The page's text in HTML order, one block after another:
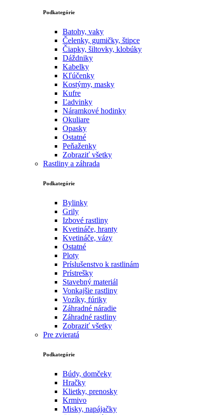
Podkategórie
Batohy, vaky
Čelenky, gumičky, štipce
Čiapky, šiltovky, klobúky
Dáždniky
Kabelky
Kľúčenky
Kostýmy, masky
Kufre
Ľadvinky
Náramkové hodinky
Okuliare
Opasky
Ostatné
Peňaženky
Zobraziť všetky
Rastliny a záhrada
Podkategórie
Bylinky
Grily
Izbové rastliny
Kvetináče, hranty
Kvetináče, vázy
Ostatné
Ploty
Príslušenstvo k rastlinám
Prístrešky
Stavebný materiál
Vonkajšie rastliny
Vozíky, fúriky
Záhradné náradie
Záhradné rastliny
Zobraziť všetky
Pre zvieratá
Podkategórie
Búdy, domčeky
Hračky
Klietky, prenosky
Krmivo
Misky, napájačky